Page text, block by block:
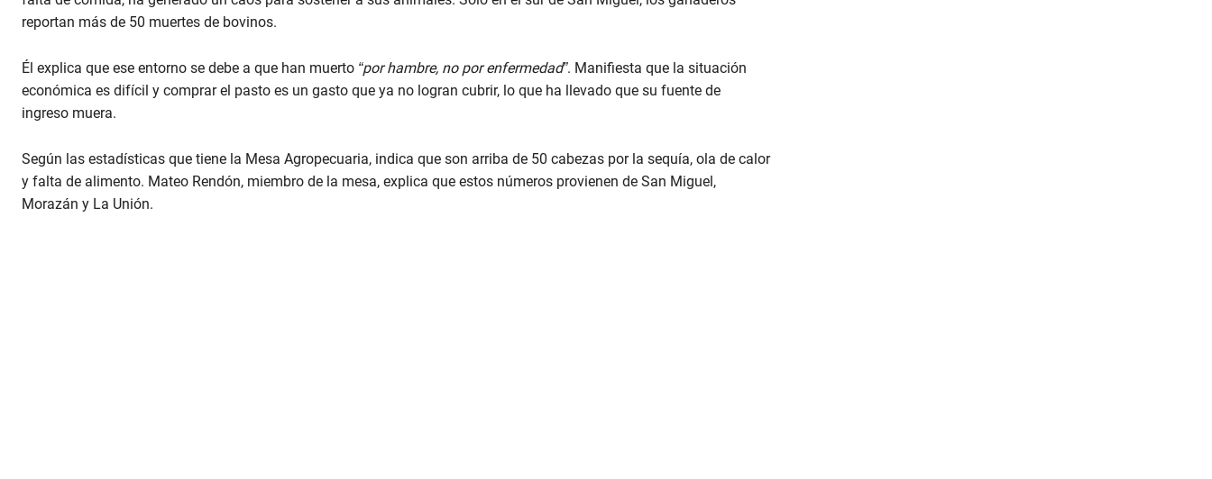
reportan más de 50 muertes de bovinos.
Él explica que ese entorno se debe a que han muerto “por hambre, no por enfermedad”. Manifiesta que la situación
económica es difícil y comprar el pasto es un gasto que ya no logran cubrir, lo que ha llevado que su fuente de
ingreso muera.
Según las estadísticas que tiene la Mesa Agropecuaria, indica que son arriba de 50 cabezas por la sequía, ola de calor
y falta de alimento. Mateo Rendón, miembro de la mesa, explica que estos números provienen de San Miguel,
Morazán y La Unión.